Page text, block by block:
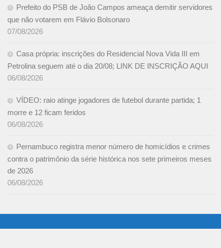
Prefeito do PSB de João Campos ameaça demitir servidores
que não votarem em Flávio Bolsonaro
07/08/2026
Casa própria: inscrições do Residencial Nova Vida III em
Petrolina seguem até o dia 20/08; LINK DE INSCRIÇÃO AQUI
06/08/2026
VÍDEO: raio atinge jogadores de futebol durante partida; 1
morre e 12 ficam feridos
06/08/2026
Pernambuco registra menor número de homicídios e crimes
contra o patrimônio da série histórica nos sete primeiros meses
de 2026
06/08/2026